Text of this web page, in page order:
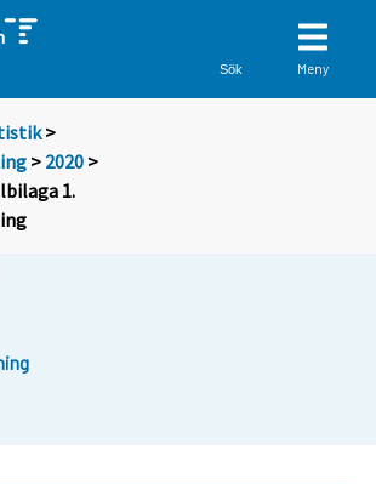
Sök Meny
>
> 2020 >
1.